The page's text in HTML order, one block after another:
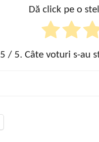
Dă click pe o
5 / 5. Câte voturi s-au